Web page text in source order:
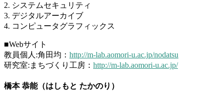
2. システムセキュリティ
3. デジタルアーカイブ
4. コンピュータグラフィックス
■Webサイト
教員個人:角田均： http://m-lab.aomori-u.ac.jp/nodatsu
研究室:まちづくり工房： http://m-lab.aomori-u.ac.jp/
橋本 恭能（はしもと たかのり）